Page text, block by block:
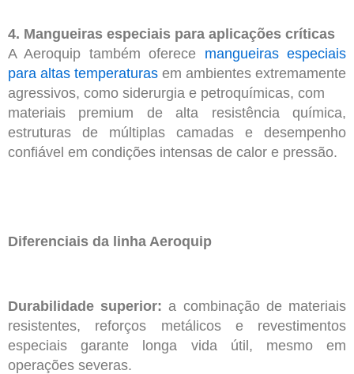
4. Mangueiras especiais para aplicações críticas
A Aeroquip também oferece mangueiras especiais
para altas temperaturas em ambientes extremamente
agressivos, como siderurgia e petroquímicas, com
materiais premium de alta resistência química,
estruturas de múltiplas camadas e desempenho
confiável em condições intensas de calor e pressão.
Diferenciais da linha Aeroquip
Durabilidade superior:a combinação de materiais
resistentes, reforços metálicos e revestimentos
especiais garante longa vida útil, mesmo em
operações severas.